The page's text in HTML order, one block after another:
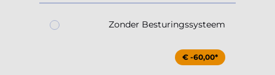
Zonder Besturingssysteem
€ -60,00*